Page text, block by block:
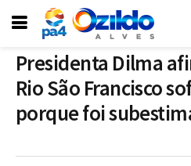
Presidenta Dilma
Rio São Francisco
porque foi